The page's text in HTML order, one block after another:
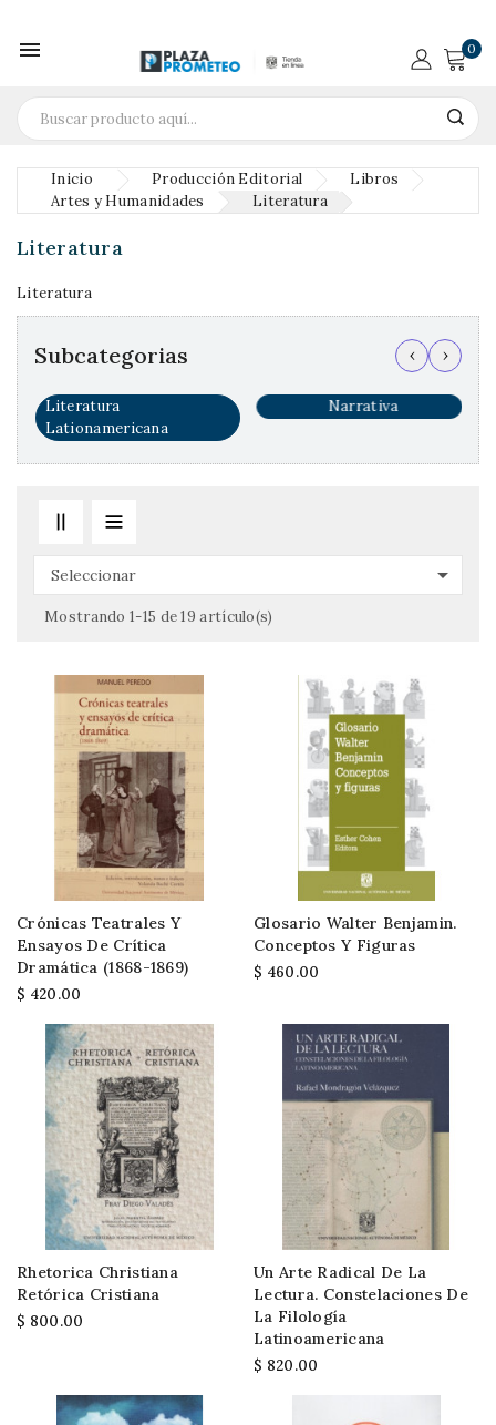
 0
Inicio Producción Editorial
Libros
Artes y Humanidades
Literatura
Literatura
Literatura
Subcategorias ‹ ›
Retórica
Seleccionar 
Mostrando 1-15 de 19 artículo(s)
Crónicas Teatrales Y
Ensayos De Crítica
Dramática (1868-1869)
$ 420.00
Glosario Walter Benjamin.
Conceptos Y Figuras
$ 460.00
Rhetorica Christiana
Retórica Cristiana
$ 800.00
Un Arte Radical De La
Lectura. Constelaciones De
La Filología
Latinoamericana
$ 820.00